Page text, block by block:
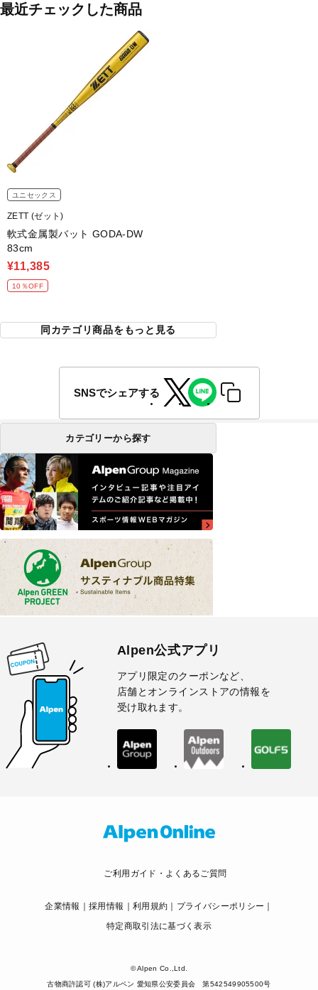
最近チェックした商品
ユニセックス
ZETT (ゼット)
軟式金属製バット GODA-DW
83cm
¥11,385
10％OFF
同カテゴリ商品をもっと見る
SNSでシェアする
カテゴリーから探す
Alpen公式アプリ
アプリ限定のクーポンなど、
店舗とオンラインストアの情報を
受け取れます。
ご利用ガイド・よくあるご質問
企業情報 採用情報 利用規約
プライバシーポリシー
特定商取引法に基づく表示
© Alpen Co.,Ltd.
古物商許認可 (株)アルペン 愛知県公安委員会 第542549905500号